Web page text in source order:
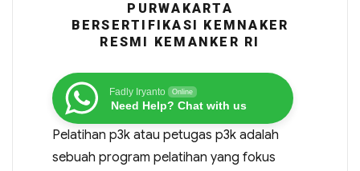
PURWAKARTA
BERSERTIFIKASI KEMNAKER
RESMI KEMANKER RI
Fadly Iryanto Online
Need Help? Chat with us
Pelatihan p3k atau petugas p3k adalah
sebuah program pelatihan yang fokus